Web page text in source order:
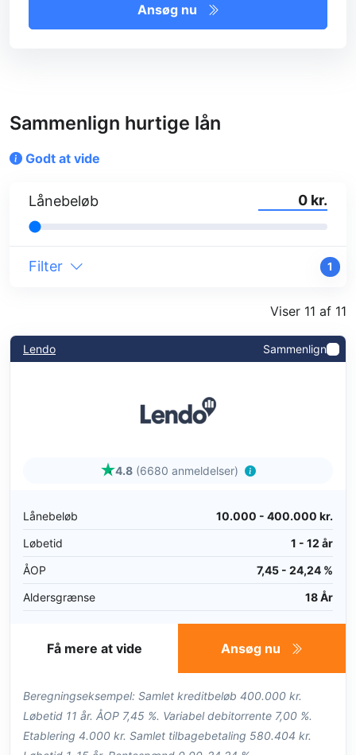
Ansøg nu
Sammenlign hurtige lån
Godt at vide
Lånebeløb kr.
Filter 1
Viser 11 af 11
Lendo Sammenlign
4.8 (6680 anmeldelser)
Lånebeløb
10.000 - 400.000 kr.
Løbetid
1 - 12 år
ÅOP
7,45 - 24,24 %
Aldersgrænse
18 År
Ansøg nu
Få mere at vide
Beregningseksempel: Samlet kreditbeløb 400.000 kr.
Løbetid 11 år. ÅOP 7,45 %. Variabel debitorrente 7,00 %.
Etablering 4.000 kr. Samlet tilbagebetaling 580.404 kr.